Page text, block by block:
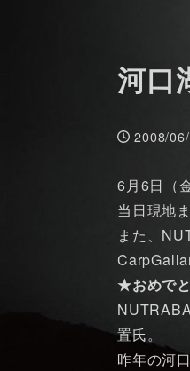
河口
投稿日
2008/
6月6日（
当日現地
また、
★おめで
置氏。
昨年の河